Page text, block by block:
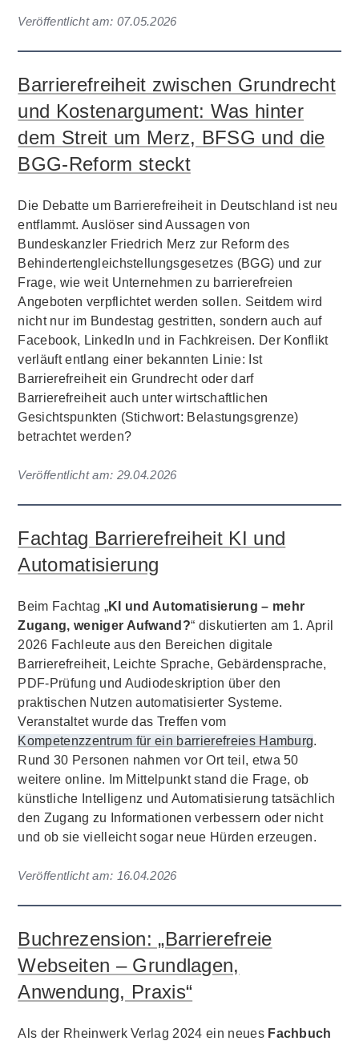
Veröffentlicht am: 07.05.2026
Barrierefreiheit zwischen Grundrecht
und Kostenargument: Was hinter
dem Streit um Merz, BFSG und die
BGG-Reform steckt
Die Debatte um Barrierefreiheit in Deutschland ist neu
entflammt. Auslöser sind Aussagen von
Bundeskanzler Friedrich Merz zur Reform des
Behindertengleichstellungsgesetzes (BGG) und zur
Frage, wie weit Unternehmen zu barrierefreien
Angeboten verpflichtet werden sollen. Seitdem wird
nicht nur im Bundestag gestritten, sondern auch auf
Facebook, LinkedIn und in Fachkreisen. Der Konflikt
verläuft entlang einer bekannten Linie: Ist
Barrierefreiheit ein Grundrecht oder darf
Barrierefreiheit auch unter wirtschaftlichen
Gesichtspunkten (Stichwort: Belastungsgrenze)
betrachtet werden?
Veröffentlicht am: 29.04.2026
Fachtag Barrierefreiheit KI und
Automatisierung
Beim Fachtag „KI und Automatisierung – mehr
Zugang, weniger Aufwand?“ diskutierten am 1. April
2026 Fachleute aus den Bereichen digitale
Barrierefreiheit, Leichte Sprache, Gebärdensprache,
PDF-Prüfung und Audiodeskription über den
praktischen Nutzen automatisierter Systeme.
Veranstaltet wurde das Treffen vom
Kompetenzzentrum für ein barrierefreies Hamburg.
Rund 30 Personen nahmen vor Ort teil, etwa 50
weitere online. Im Mittelpunkt stand die Frage, ob
künstliche Intelligenz und Automatisierung tatsächlich
den Zugang zu Informationen verbessern oder nicht
und ob sie vielleicht sogar neue Hürden erzeugen.
Veröffentlicht am: 16.04.2026
Buchrezension: „Barrierefreie
Webseiten – Grundlagen,
Anwendung, Praxis“
Als der Rheinwerk Verlag 2024 ein neues Fachbuch